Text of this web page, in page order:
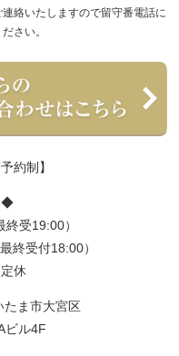
絡いたしますので留守番電話に
さい。
約制】
◆
受19:00）
終受付18:00）
定休
たま市大宮区
ビル4F